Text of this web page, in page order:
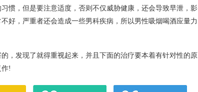
惯，但是要注意适度，否则不仅威胁健康，还会导致早泄，影
好，严重者还会造成一些男科疾病，所以男性吸烟喝酒应量力
，发现了就得重视起来，并且下面的治疗要本着有针对性的原
!